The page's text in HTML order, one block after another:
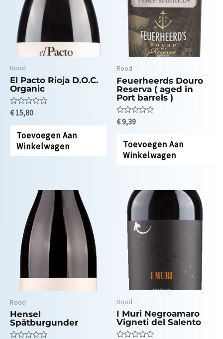
Rood
El Pacto Rioja D.O.C.
Organic
Waardering
uit
€15,80
Toevoegen Aan
Winkelwagen
Rood
Feuerheerds Douro
Reserva ( aged in
Port barrels )
Waardering
€9,39
Toevoegen Aan
Winkelwagen
Rood
Hensel
Spätburgunder
Rood
I Muri Negroamaro
Vigneti del Salento